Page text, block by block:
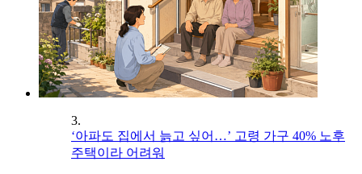
3.
‘아파도 집에서 늙고 싶어…’ 고령 가구 40% 노후
주택이라 어려워